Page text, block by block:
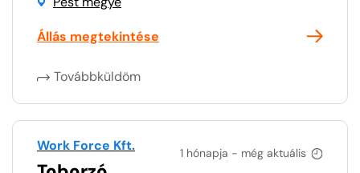
Állás megtekintése
Továbbküldöm
1 hónapja - még aktuális
Work Force Kft.